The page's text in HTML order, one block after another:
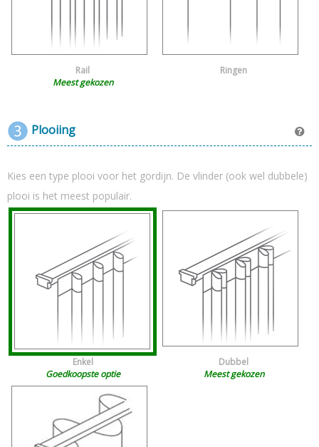
Rail
Meest gekozen
Ringen
Plooiing
Kies een type plooi voor het gordijn. De vlinder (ook wel dubbele)
plooi is het meest populair.
Enkel
Goedkoopste optie
Dubbel
Meest gekozen